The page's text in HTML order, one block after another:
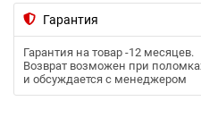
Гарантия
Гарантия на товар -12 месяцев.
Возврат возможен при
и обсуждается с менеджером